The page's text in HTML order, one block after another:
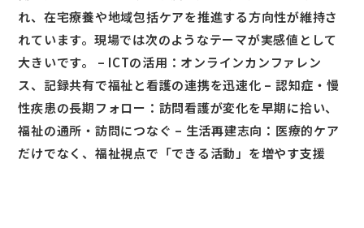
れ、在宅療養や地域包括ケアを推進する方向性が維持さ
れています。現場では次のようなテーマが実感値として
大きいです。 – ICTの活用：オンラインカンファレン
ス、記録共有で福祉と看護の連携を迅速化 – 認知症・慢
性疾患の長期フォロー：訪問看護が変化を早期に拾い、
福祉の通所・訪問につなぐ – 生活再建志向：医療的ケア
だけでなく、福祉視点で「できる活動」を増やす支援